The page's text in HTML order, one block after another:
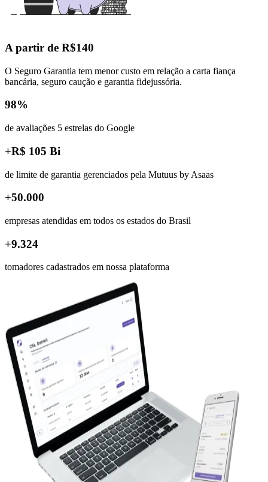
A partir de R$140
O Seguro Garantia tem menor custo em relação a carta fiança
bancária, seguro caução e garantia fidejussória.
98%
de avaliações 5 estrelas do Google
+R$ 105 Bi
de limite de garantia gerenciados pela Mutuus by Asaas
+50.000
empresas atendidas em todos os estados do Brasil
+9.324
tomadores cadastrados em nossa plataforma